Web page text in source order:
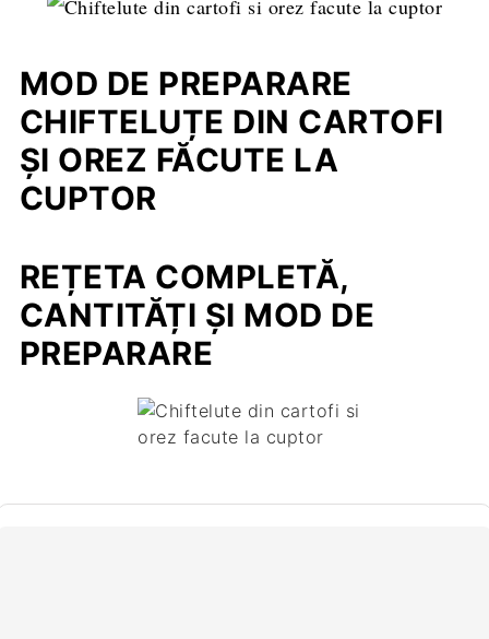
MOD DE PREPARARE
CHIFTELUȚE DIN CARTOFI
ȘI OREZ FĂCUTE LA
CUPTOR
REȚETA COMPLETĂ,
CANTITĂȚI ȘI MOD DE
PREPARARE